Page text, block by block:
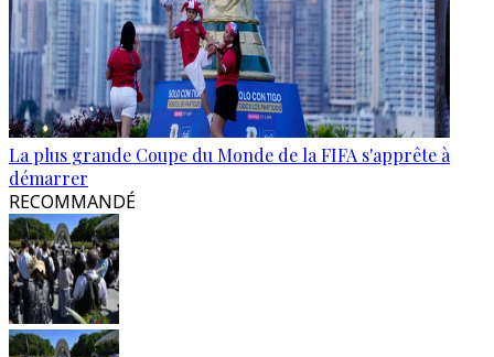
La plus grande Coupe du Monde de la FIFA s'apprête à
démarrer
RECOMMANDÉ